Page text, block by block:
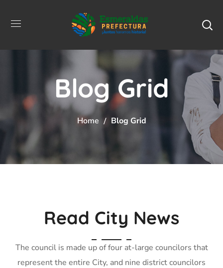
Blog Grid
Home Blog Grid
Read City News
The council is made up of four at-large councilors that
represent the entire City, and nine district councilors